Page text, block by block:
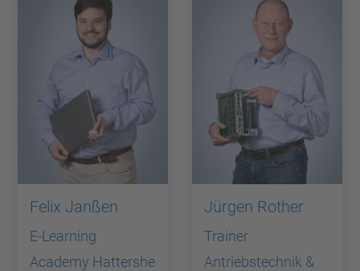
Felix Janßen
E-Learning
Academy Hattershe
Jürgen Rother
Trainer
Antriebstechnik &